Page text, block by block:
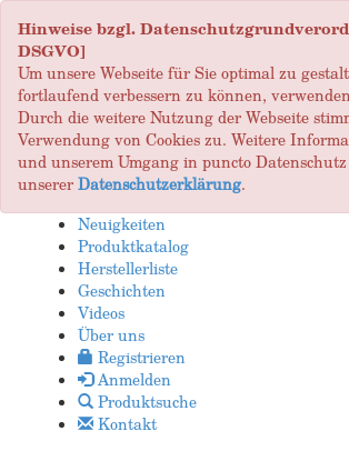
Hinweise bzgl.
DSGVO]
Um unsere Webseite für Sie optimal zu
fortlaufend verbessern zu können,
Durch die weitere Nutzung der Webseite
Verwendung von Cookies zu. Weitere
und unserem Umgang in puncto
unsererDatenschutzerklärung.
Neuigkeiten
Produktkatalog
Herstellerliste
Geschichten
Videos
Über uns
Registrieren
Anmelden
Produktsuche
Kontakt